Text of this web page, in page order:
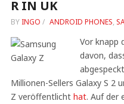
R IN UK
BY INGO / ANDROID PHONES,
Vor knapp
davon,
Millionen-Sellers Galaxy S 2
Z veröffentlicht hat. Auf der